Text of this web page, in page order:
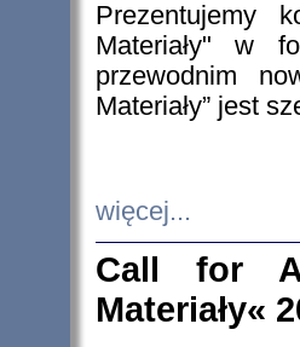
Prezentujemy
Materiały" w
przewodnim
Materiały” jest
więcej...
Call for
Materiały«